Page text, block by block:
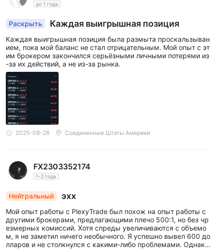
до 1 года
Раскрыть Каждая выигрышная позиция
Каждая выигрышная позиция была размыта проскальзыван
ием, пока мой баланс не стал отрицательным. Мой опыт с эт
им брокером закончился серьёзными личными потерями из
-за их действий, а не из-за рынка.
2025-08-26 Соединенные Штаты Америки
FX2303352174
1-2 года
Нейтральный эхх
Мой опыт работы с PlexyTrade был похож на опыт работы с
другими брокерами, предлагающими плечо 500:1, но без чр
езмерных комиссий. Хотя спреды увеличиваются с объемо
м, я не заметил ничего необычного. Я успешно вывел 600 до
лларов и не столкнулся с какими-либо проблемами. Однако